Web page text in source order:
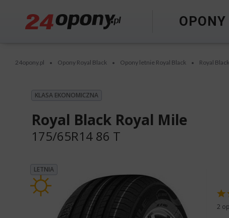
OPONY
24opony.pl • Opony Royal Black • Opony letnie Royal Black • Royal
KLASA EKONOMICZNA
Royal Black Royal Mile
175/65R14 86 T
LETNIA
2